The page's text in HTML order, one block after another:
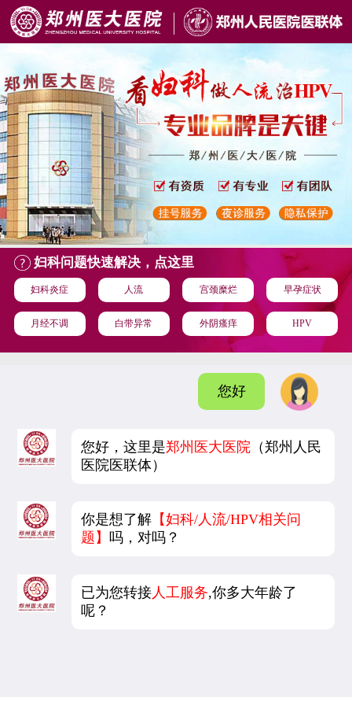
妇科问题快速解决，点这里
妇科炎症 人流 宫颈糜烂 早孕症状
月经不调 白带异常 外阴瘙痒 HPV
您好
您好，这里是郑州医大医院 （郑州人民
医院医联体）
你是想了解 【妇科/人流/HPV相关问
题】吗，对吗？
已为您转接 人工服务,你多大年龄了
呢？